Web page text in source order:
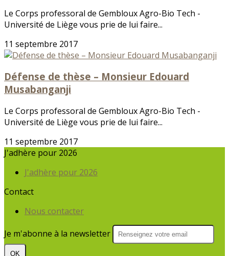
Le Corps professoral de Gembloux Agro-Bio Tech -
Université de Liège vous prie de lui faire...
11 septembre 2017
Défense de thèse – Monsieur Edouard
Musabanganji
Le Corps professoral de Gembloux Agro-Bio Tech -
Université de Liège vous prie de lui faire...
11 septembre 2017
J'adhère pour 2026
J'adhère pour 2026
Contact
Nous contacter
Je m'abonne à la newsletter
OK